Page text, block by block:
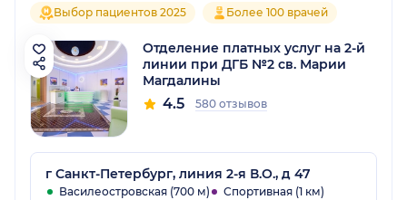
Выбор пациентов 2025 Более 100 врачей
Отделение платных услуг на 2-й
линии при ДГБ №2 св. Марии
Магдалины
4.5 580 отзывов
г Санкт-Петербург, линия 2-я В.О., д 47
Василеостровская (700 м)
Спортивная (1 км)